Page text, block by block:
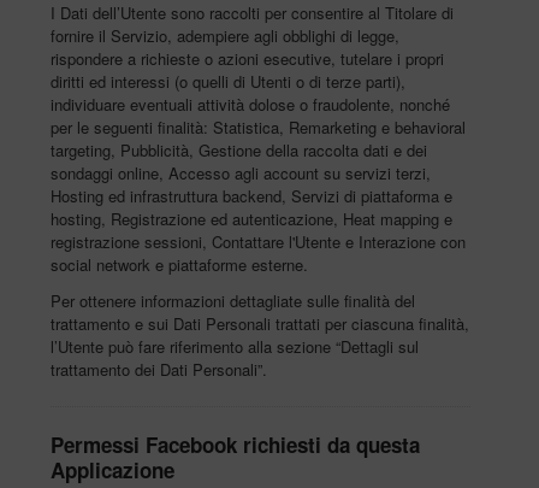
I Dati dell’Utente sono raccolti per consentire al Titolare di
fornire il Servizio, adempiere agli obblighi di legge,
rispondere a richieste o azioni esecutive, tutelare i propri
diritti ed interessi (o quelli di Utenti o di terze parti),
individuare eventuali attività dolose o fraudolente, nonché
per le seguenti finalità: Statistica, Remarketing e behavioral
targeting, Pubblicità, Gestione della raccolta dati e dei
sondaggi online, Accesso agli account su servizi terzi,
Hosting ed infrastruttura backend, Servizi di piattaforma e
hosting, Registrazione ed autenticazione, Heat mapping e
registrazione sessioni, Contattare l'Utente e Interazione con
social network e piattaforme esterne.
Per ottenere informazioni dettagliate sulle finalità del
trattamento e sui Dati Personali trattati per ciascuna finalità,
l’Utente può fare riferimento alla sezione “Dettagli sul
trattamento dei Dati Personali”.
Permessi Facebook richiesti da questa
Applicazione